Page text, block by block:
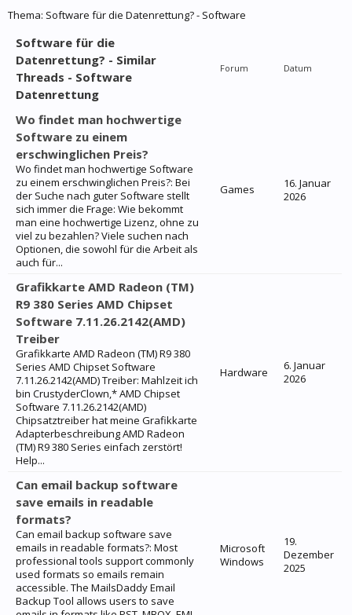
Thema: Software für die Datenrettung? - Software
Software für die
Datenrettung? - Similar
Threads - Software
Datenrettung
Forum Datum
Wo findet man hochwertige
Software zu einem
erschwinglichen Preis?
Wo findet man hochwertige Software
zu einem erschwinglichen Preis?: Bei
der Suche nach guter Software stellt
sich immer die Frage: Wie bekommt
man eine hochwertige Lizenz, ohne zu
viel zu bezahlen? Viele suchen nach
Optionen, die sowohl für die Arbeit als
auch für...
Games
16. Januar
2026
Grafikkarte AMD Radeon (TM)
R9 380 Series AMD Chipset
Software 7.11.26.2142(AMD)
Treiber
Grafikkarte AMD Radeon (TM) R9 380
Series AMD Chipset Software
7.11.26.2142(AMD) Treiber: Mahlzeit ich
bin CrustyderClown,* AMD Chipset
Software 7.11.26.2142(AMD)
Chipsatztreiber hat meine Grafikkarte
Adapterbeschreibung AMD Radeon
(TM) R9 380 Series einfach zerstört!
Help...
Hardware
6. Januar
2026
Can email backup software
save emails in readable
formats?
Can email backup software save
emails in readable formats?: Most
professional tools support commonly
used formats so emails remain
accessible. The MailsDaddy Email
Backup Tool allows users to save
Microsoft
Windows
19.
Dezember
2025